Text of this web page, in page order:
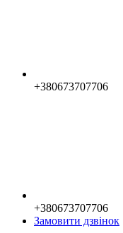
+380673707706
+380673707706
Замовити дзвінок